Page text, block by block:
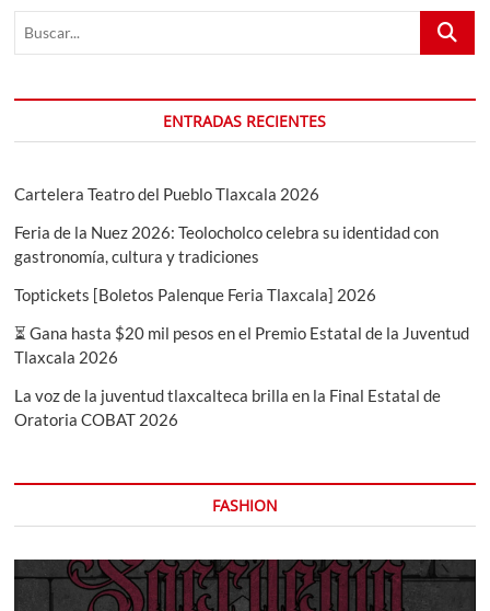
México
2025
Buscar...
ENTRADAS RECIENTES
Cartelera Teatro del Pueblo Tlaxcala 2026
Feria de la Nuez 2026: Teolocholco celebra su identidad con
gastronomía, cultura y tradiciones
Toptickets [Boletos Palenque Feria Tlaxcala] 2026
⏳ Gana hasta $20 mil pesos en el Premio Estatal de la Juventud
Tlaxcala 2026
La voz de la juventud tlaxcalteca brilla en la Final Estatal de
Oratoria COBAT 2026
FASHION